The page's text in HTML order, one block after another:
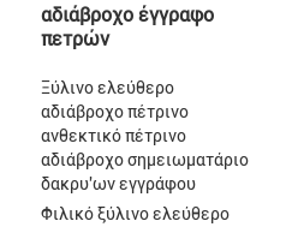
αδιάβροχο έγγραφο
πετρών
Ξύλινο ελεύθερο
αδιάβροχο πέτρινο
ανθεκτικό πέτρινο
αδιάβροχο σημειωματάριο
δακρυ'ων εγγράφου
Φιλικό ξύλινο ελεύθερο